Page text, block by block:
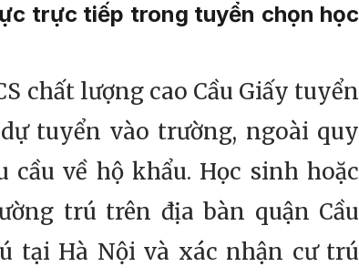
trực tiếp trong tuyển chọn học
chất lượng cao Cầu Giấy tuyển
tuyển vào trường, ngoài quy
về hộ khẩu. Học sinh hoặc
trú trên địa bàn quận Cầu
tại Hà Nội và xác nhận cư trú